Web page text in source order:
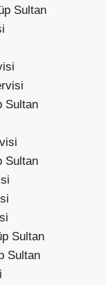
Sultan
Sultan
Sultan
Sultan
Sultan